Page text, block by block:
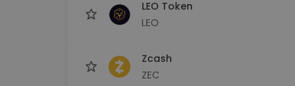
LEO Token
LEO
Zcash
ZEC